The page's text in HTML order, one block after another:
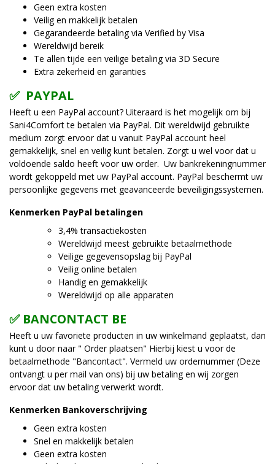
Geen extra kosten
Veilig en makkelijk betalen
Gegarandeerde betaling via Verified by Visa
Wereldwijd bereik
Te allen tijde een veilige betaling via 3D Secure
Extra zekerheid en garanties
✅ PAYPAL
Heeft u een PayPal account? Uiteraard is het mogelijk om bij
Sani4Comfort te betalen via PayPal. Dit wereldwijd gebruikte
medium zorgt ervoor dat u vanuit PayPal account heel
gemakkelijk, snel en veilig kunt betalen. Zorgt u wel voor dat u
voldoende saldo heeft voor uw order. Uw bankrekeningnummer
wordt gekoppeld met uw PayPal account. PayPal beschermt uw
persoonlijke gegevens met geavanceerde beveiligingssystemen.
Kenmerken PayPal betalingen
3,4% transactiekosten
Wereldwijd meest gebruikte betaalmethode
Veilige gegevensopslag bij PayPal
Veilig online betalen
Handig en gemakkelijk
Wereldwijd op alle apparaten
✅ BANCONTACT BE
Heeft u uw favoriete producten in uw winkelmand geplaatst, dan
kunt u door naar " Order plaatsen" Hierbij kiest u voor de
betaalmethode "Bancontact". Vermeld uw ordernummer (Deze
ontvangt u per mail van ons) bij uw betaling en wij zorgen
ervoor dat uw betaling verwerkt wordt.
Kenmerken Bankoverschrijving
Geen extra kosten
Snel en makkelijk betalen
Geen extra kosten